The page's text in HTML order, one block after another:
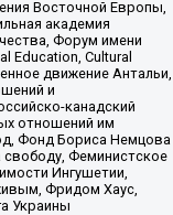
Восточной Европы,
академия
Форум имени
Education, Cultural
движение Антальи,
и
канадский
отношений им
Фонд Бориса Немцова
Феминистское
Ингушетии,
Фридом Хаус,
Украины